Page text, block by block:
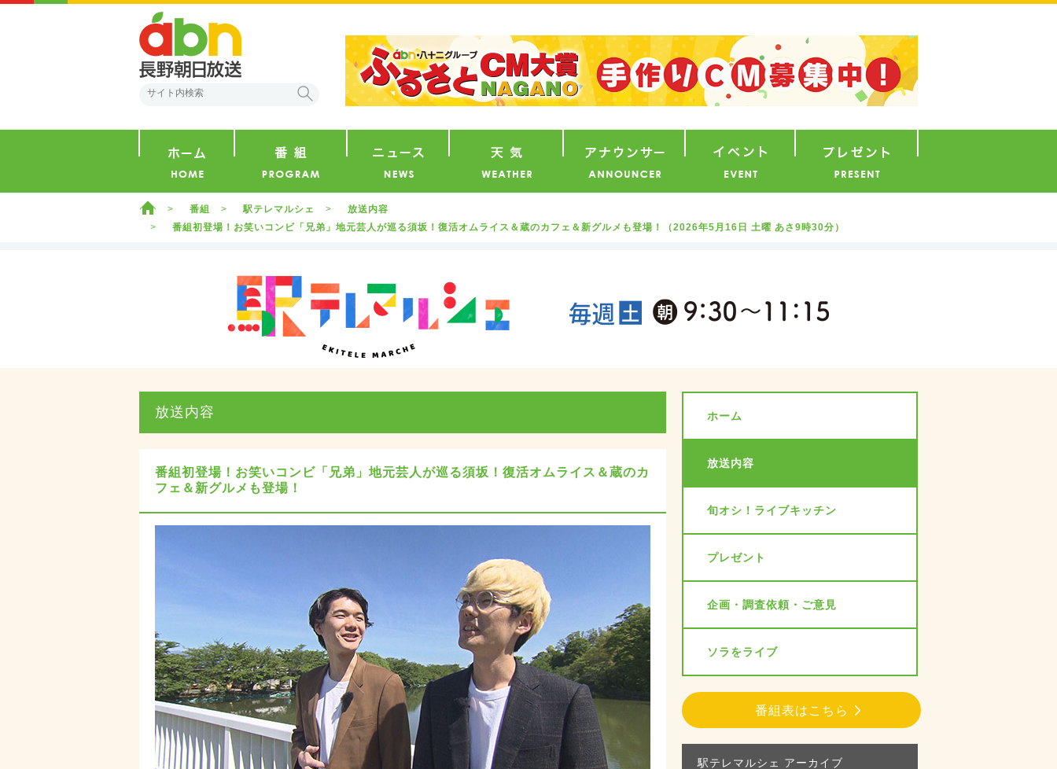
ホーム 番組 駅テレマルシェ
放送内容
番組初登場！お笑いコンビ「兄弟」地元芸人が巡る須坂！復活オムライス＆蔵のカフェ＆新グルメも登場！（2026年5月16日 土曜 あさ9時30分）
放送内容
番組初登場！お笑いコンビ「兄弟」地元芸人が巡る須坂！復活オムライス＆蔵のカ
フェ＆新グルメも登場！
ホーム
放送内容
旬オシ！ライブキッチン
プレゼント
企画・調査依頼・ご意見
ソラをライブ
番組表はこちら
駅テレマルシェ アーカイブ